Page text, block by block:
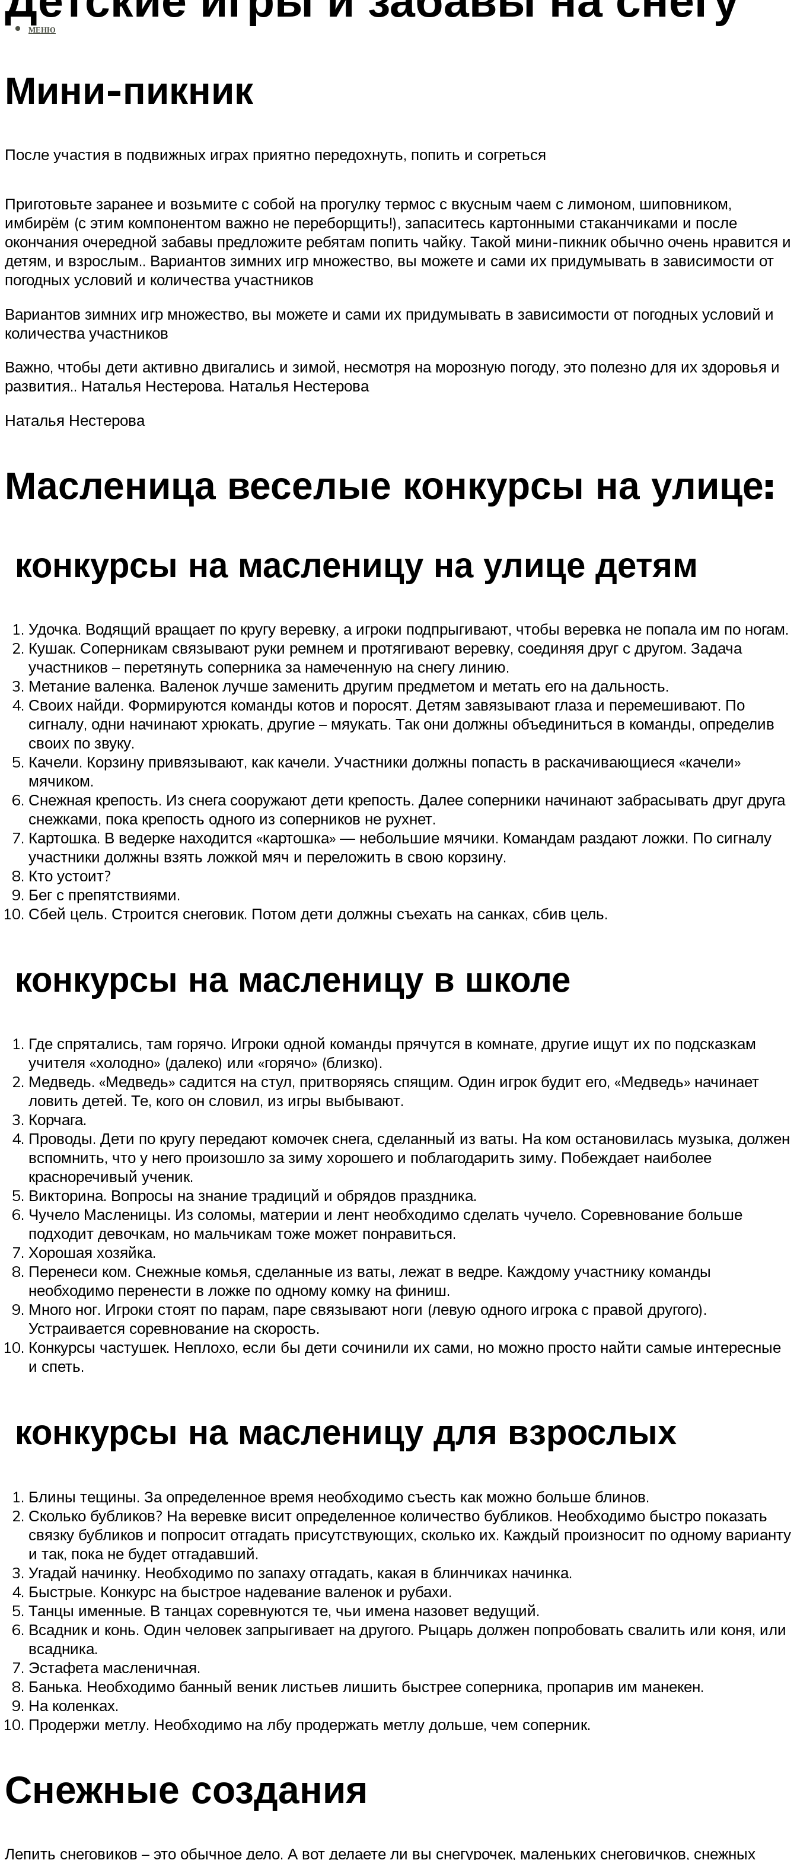
МЕНЮ
Мини-пикник
После участия в подвижных играх приятно передохнуть, попить и согреться
Приготовьте заранее и возьмите с собой на прогулку термос с вкусным чаем с лимоном, шиповником,
имбирём (с этим компонентом важно не переборщить!), запаситесь картонными стаканчиками и после
окончания очередной забавы предложите ребятам попить чайку. Такой мини-пикник обычно очень нравится и
детям, и взрослым.. Вариантов зимних игр множество, вы можете и сами их придумывать в зависимости от
погодных условий и количества участников
Вариантов зимних игр множество, вы можете и сами их придумывать в зависимости от погодных условий и
количества участников
Важно, чтобы дети активно двигались и зимой, несмотря на морозную погоду, это полезно для их здоровья и
развития.. Наталья Нестерова. Наталья Нестерова
Наталья Нестерова
Масленица веселые конкурсы на улице:
конкурсы на масленицу на улице детям
Удочка. Водящий вращает по кругу веревку, а игроки подпрыгивают, чтобы веревка не попала им по ногам.
Кушак. Соперникам связывают руки ремнем и протягивают веревку, соединяя друг с другом. Задача
участников – перетянуть соперника за намеченную на снегу линию.
Метание валенка. Валенок лучше заменить другим предметом и метать его на дальность.
Своих найди. Формируются команды котов и поросят. Детям завязывают глаза и перемешивают. По
сигналу, одни начинают хрюкать, другие – мяукать. Так они должны объединиться в команды, определив
своих по звуку.
Качели. Корзину привязывают, как качели. Участники должны попасть в раскачивающиеся «качели»
мячиком.
Снежная крепость. Из снега сооружают дети крепость. Далее соперники начинают забрасывать друг друга
снежками, пока крепость одного из соперников не рухнет.
Картошка. В ведерке находится «картошка» — небольшие мячики. Командам раздают ложки. По сигналу
участники должны взять ложкой мяч и переложить в свою корзину.
Кто устоит?
Бег с препятствиями.
Сбей цель. Строится снеговик. Потом дети должны съехать на санках, сбив цель.
конкурсы на масленицу в школе
Где спрятались, там горячо. Игроки одной команды прячутся в комнате, другие ищут их по подсказкам
учителя «холодно» (далеко) или «горячо» (близко).
Медведь. «Медведь» садится на стул, притворяясь спящим. Один игрок будит его, «Медведь» начинает
ловить детей. Те, кого он словил, из игры выбывают.
Корчага.
Проводы. Дети по кругу передают комочек снега, сделанный из ваты. На ком остановилась музыка, должен
вспомнить, что у него произошло за зиму хорошего и поблагодарить зиму. Побеждает наиболее
красноречивый ученик.
Викторина. Вопросы на знание традиций и обрядов праздника.
Чучело Масленицы. Из соломы, материи и лент необходимо сделать чучело. Соревнование больше
подходит девочкам, но мальчикам тоже может понравиться.
Хорошая хозяйка.
Перенеси ком. Снежные комья, сделанные из ваты, лежат в ведре. Каждому участнику команды
необходимо перенести в ложке по одному комку на финиш.
Много ног. Игроки стоят по парам, паре связывают ноги (левую одного игрока с правой другого).
Устраивается соревнование на скорость.
Конкурсы частушек. Неплохо, если бы дети сочинили их сами, но можно просто найти самые интересные
и спеть.
конкурсы на масленицу для взрослых
Блины тещины. За определенное время необходимо съесть как можно больше блинов.
Сколько бубликов? На веревке висит определенное количество бубликов. Необходимо быстро показать
связку бубликов и попросит отгадать присутствующих, сколько их. Каждый произносит по одному варианту
и так, пока не будет отгадавший.
Угадай начинку. Необходимо по запаху отгадать, какая в блинчиках начинка.
Быстрые. Конкурс на быстрое надевание валенок и рубахи.
Танцы именные. В танцах соревнуются те, чьи имена назовет ведущий.
Всадник и конь. Один человек запрыгивает на другого. Рыцарь должен попробовать свалить или коня, или
всадника.
Эстафета масленичная.
Банька. Необходимо банный веник листьев лишить быстрее соперника, пропарив им манекен.
На коленках.
Продержи метлу. Необходимо на лбу продержать метлу дольше, чем соперник.
Снежные создания
Лепить снеговиков – это обычное дело. А вот делаете ли вы снегурочек, маленьких снеговичков, снежных